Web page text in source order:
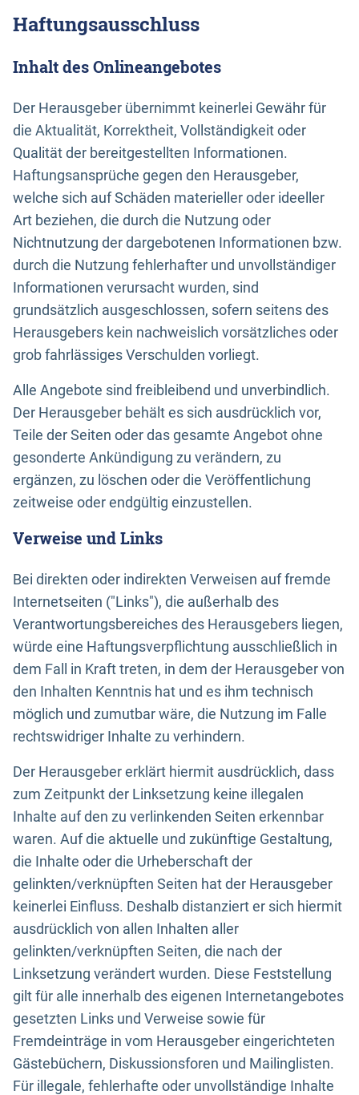
Haftungsausschluss
Inhalt des Onlineangebotes
Der Herausgeber übernimmt keinerlei Gewähr für
die Aktualität, Korrektheit, Vollständigkeit oder
Qualität der bereitgestellten Informationen.
Haftungsansprüche gegen den Herausgeber,
welche sich auf Schäden materieller oder ideeller
Art beziehen, die durch die Nutzung oder
Nichtnutzung der dargebotenen Informationen bzw.
durch die Nutzung fehlerhafter und unvollständiger
Informationen verursacht wurden, sind
grundsätzlich ausgeschlossen, sofern seitens des
Herausgebers kein nachweislich vorsätzliches oder
grob fahrlässiges Verschulden vorliegt.
Alle Angebote sind freibleibend und unverbindlich.
Der Herausgeber behält es sich ausdrücklich vor,
Teile der Seiten oder das gesamte Angebot ohne
gesonderte Ankündigung zu verändern, zu
ergänzen, zu löschen oder die Veröffentlichung
zeitweise oder endgültig einzustellen.
Verweise und Links
Bei direkten oder indirekten Verweisen auf fremde
Internetseiten ("Links"), die außerhalb des
Verantwortungsbereiches des Herausgebers liegen,
würde eine Haftungsverpflichtung ausschließlich in
dem Fall in Kraft treten, in dem der Herausgeber von
den Inhalten Kenntnis hat und es ihm technisch
möglich und zumutbar wäre, die Nutzung im Falle
rechtswidriger Inhalte zu verhindern.
Der Herausgeber erklärt hiermit ausdrücklich, dass
zum Zeitpunkt der Linksetzung keine illegalen
Inhalte auf den zu verlinkenden Seiten erkennbar
waren. Auf die aktuelle und zukünftige Gestaltung,
die Inhalte oder die Urheberschaft der
gelinkten/verknüpften Seiten hat der Herausgeber
keinerlei Einfluss. Deshalb distanziert er sich hiermit
ausdrücklich von allen Inhalten aller
gelinkten/verknüpften Seiten, die nach der
Linksetzung verändert wurden. Diese Feststellung
gilt für alle innerhalb des eigenen Internetangebotes
gesetzten Links und Verweise sowie für
Fremdeinträge in vom Herausgeber eingerichteten
Gästebüchern, Diskussionsforen und Mailinglisten.
Für illegale, fehlerhafte oder unvollständige Inhalte